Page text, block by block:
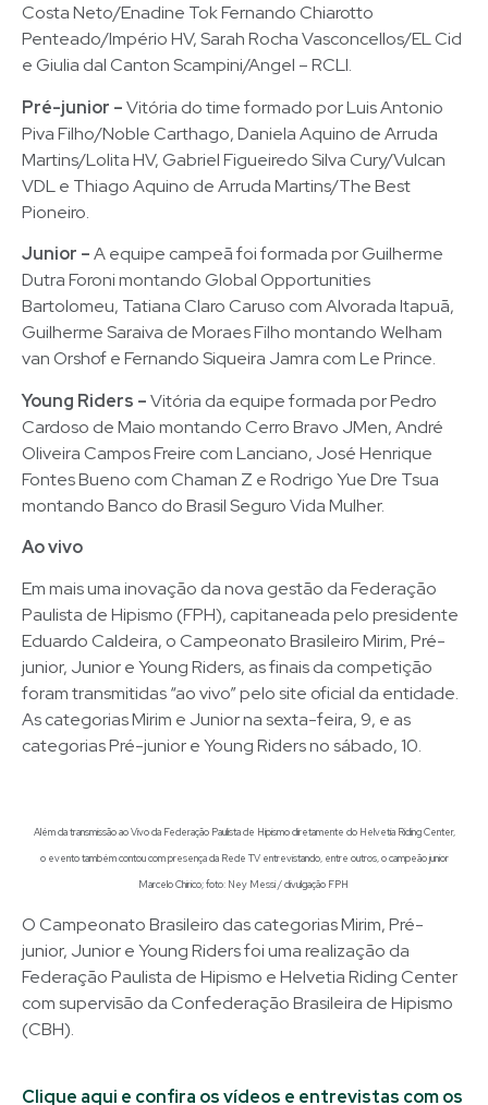
Costa Neto/Enadine Tok Fernando Chiarotto
Penteado/Império HV, Sarah Rocha Vasconcellos/EL Cid
e Giulia dal Canton Scampini/Angel – RCLI.
Pré-junior –Vitória do time formado por Luis Antonio
Piva Filho/Noble Carthago, Daniela Aquino de Arruda
Martins/Lolita HV, Gabriel Figueiredo Silva Cury/Vulcan
VDL e Thiago Aquino de Arruda Martins/The Best
Pioneiro.
Junior –A equipe campeã foi formada por Guilherme
Dutra Foroni montando Global Opportunities
Bartolomeu, Tatiana Claro Caruso com Alvorada Itapuã,
Guilherme Saraiva de Moraes Filho montando Welham
van Orshof e Fernando Siqueira Jamra com Le Prince.
Young Riders –Vitória da equipe formada por Pedro
Cardoso de Maio montando Cerro Bravo JMen, André
Oliveira Campos Freire com Lanciano, José Henrique
Fontes Bueno com Chaman Z e Rodrigo Yue Dre Tsua
montando Banco do Brasil Seguro Vida Mulher.
Ao vivo
Em mais uma inovação da nova gestão da Federação
Paulista de Hipismo (FPH), capitaneada pelo presidente
Eduardo Caldeira, o Campeonato Brasileiro Mirim, Pré-
junior, Junior e Young Riders, as finais da competição
foram transmitidas “ao vivo” pelo site oficial da entidade.
As categorias Mirim e Junior na sexta-feira, 9, e as
categorias Pré-junior e Young Riders no sábado, 10.
Além da transmissão ao Vivo da Federação Paulista de Hipismo diretamente do Helvetia Riding Center,
o evento também contou com presença da Rede TV entrevistando, entre outros, o campeão junior
Marcelo Chirico; foto: Ney Messi / divulgação FPH
O Campeonato Brasileiro das categorias Mirim, Pré-
junior, Junior e Young Riders foi uma realização da
Federação Paulista de Hipismo e Helvetia Riding Center
com supervisão da Confederação Brasileira de Hipismo
(CBH).
Clique aqui e confira os vídeos e entrevistas com os